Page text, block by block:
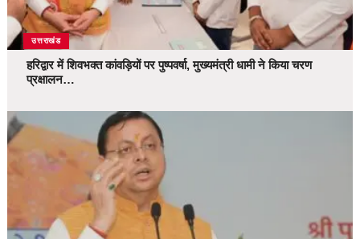
उत्तराखंड
हरिद्वार में शिवभक्त कांवड़ियों पर पुष्पवर्षा, मुख्यमंत्री धामी ने किया चरण
प्रक्षालन…